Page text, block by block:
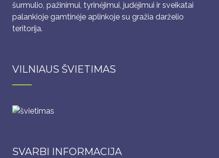
šurmulio, pažinimui, tyrinėjimui, judėjimui ir sveikatai
palankioje gamtinėje aplinkoje su gražia darželio
teritorija.
VILNIAUS ŠVIETIMAS
SVARBI INFORMACIJA